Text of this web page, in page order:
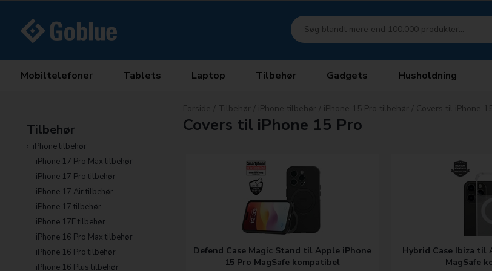
Mobiltelefoner Tablets Laptop Tilbehør Gadgets Husholdning
Tilbehør
iPhone tilbehør
iPhone 17 Pro Max tilbehør
iPhone 17 Pro tilbehør
iPhone 17 Air tilbehør
iPhone 17 tilbehør
iPhone 17E tilbehør
iPhone 16 Pro Max tilbehør
iPhone 16 Pro tilbehør
iPhone 16 Plus tilbehør
Forside / Tilbehør / iPhone tilbehør / iPhone 15 Pro tilbehør / Covers til iPhone
Covers til iPhone 15 Pro
Defend Case Magic Stand til Apple iPhone
15 Pro MagSafe kompatibel
Hybrid Case Ibiza til
MagSafe